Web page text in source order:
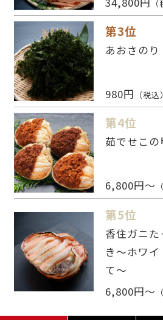
第3位
あおさの
980円 （税込）
第4位
茹でせこの
6,800円～
第5位
香住ガニ
き～ホワ
て～
6,800円～